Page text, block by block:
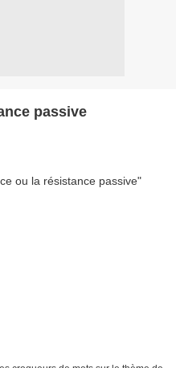
passive